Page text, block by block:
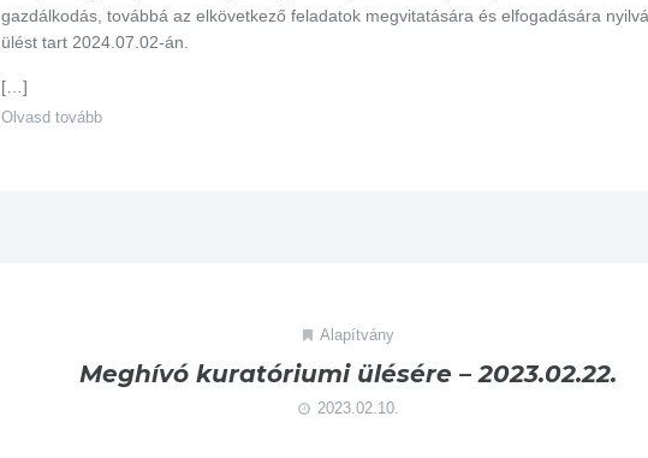
gazdálkodás, továbbá az elkövetkező feladatok megvitatására és elfogadására
ülést tart 2024.07.02-án.
[…]
Olvasd tovább
Alapítvány
Meghívó kuratóriumi ülésére – 2023.02.22.
2023.02.10.